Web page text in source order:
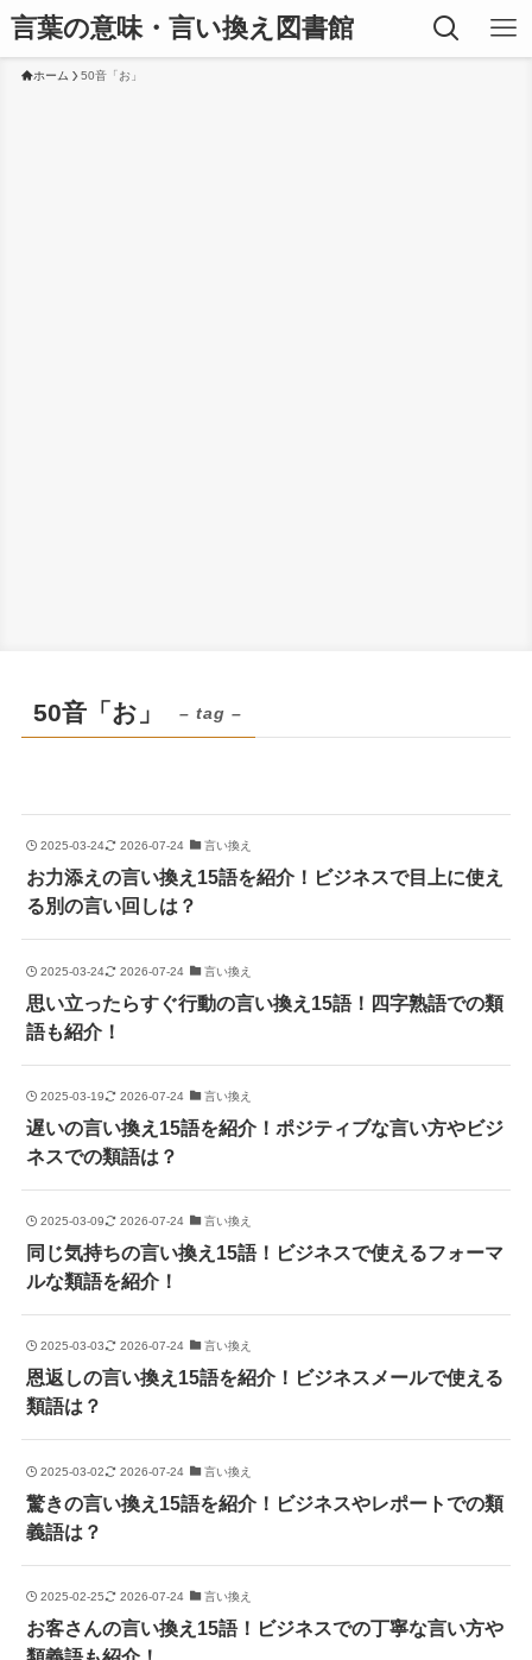
言葉の意味・言い換え図書館
ホーム 50音「お」
50音「お」 – tag –
2025-03-24 2026-07-24 言い換え
お力添えの言い換え15語を紹介！ビジネスで目上に使え
る別の言い回しは？
2025-03-24 2026-07-24 言い換え
思い立ったらすぐ行動の言い換え15語！四字熟語での類
語も紹介！
2025-03-19 2026-07-24 言い換え
遅いの言い換え15語を紹介！ポジティブな言い方やビジ
ネスでの類語は？
2025-03-09 2026-07-24 言い換え
同じ気持ちの言い換え15語！ビジネスで使えるフォーマ
ルな類語を紹介！
2025-03-03 2026-07-24 言い換え
恩返しの言い換え15語を紹介！ビジネスメールで使える
類語は？
2025-03-02 2026-07-24 言い換え
驚きの言い換え15語を紹介！ビジネスやレポートでの類
義語は？
2025-02-25 2026-07-24 言い換え
お客さんの言い換え15語！ビジネスでの丁寧な言い方や